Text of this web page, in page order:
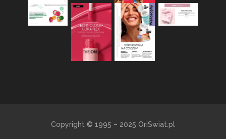
Copyright © 1995 – 2025 OriSwiat.pl